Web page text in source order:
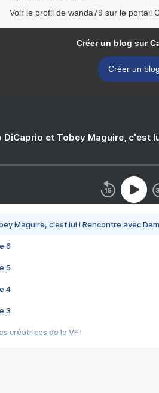
Voir le profil de wanda79 sur le portail
Créer un blog sur
Créer un blog
DiCaprio et Tobey Maguire, c'est
Maguire, c'est lui ! Rencontre avec
6
5
4
3
créatrices de la VF !